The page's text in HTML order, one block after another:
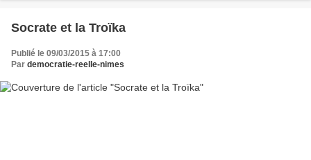
Socrate et la Troïka
Publié le 09/03/2015 à 17:00
Par democratie-reelle-nimes